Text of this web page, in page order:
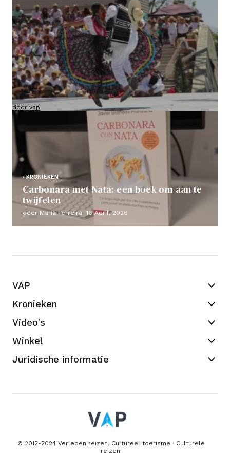
VAP-route door Mexico (bevestigd vertrek en
groep al gesloten)
door vap
KRONIEKEN
Carbonara met Nata: een boek om aan te
twijfelen
door María Ferreira 16 April, 2026
VAP
Kronieken
Video's
Winkel
Juridische informatie
© 2012-2024 Verleden reizen. Cultureel toerisme · Culturele
reizen.